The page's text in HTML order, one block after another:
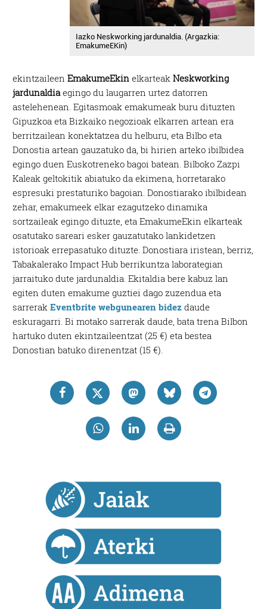
Iazko Neskworking jardunaldia. (Argazkia:
EmakumeEKin)
ekintzaileenEmakumeEkin elkarteakNeskworking
jardunaldiaegingo du laugarren urtez datorren
astelehenean. Egitasmoak emakumeak buru dituzten
Gipuzkoa eta Bizkaiko negozioak elkarren artean era
berritzailean konektatzea du helburu, eta Bilbo eta
Donostia artean gauzatuko da, bi hirien arteko ibilbidea
egingo duen Euskotreneko bagoi batean. Bilboko Zazpi
Kaleak geltokitik abiatuko da ekimena, horretarako
espresuki prestaturiko bagoian. Donostiarako ibilbidean
zehar, emakumeek elkar ezagutzeko dinamika
sortzaileak egingo dituzte, eta EmakumeEkin elkarteak
osatutako sareari esker gauzatutako lankidetzen
istorioak errepasatuko dituzte. Donostiara iristean, berriz,
Tabakalerako Impact Hub berrikuntza laborategian
jarraituko dute jardunaldia. Ekitaldia bere kabuz lan
egiten duten emakume guztiei dago zuzendua eta
sarrerakEventbrite webgunearen bidezdaude
eskuragarri. Bi motako sarrerak daude, bata trena Bilbon
hartuko duten ekintzaileentzat (25 €) eta bestea
Donostian batuko direnentzat (15 €).